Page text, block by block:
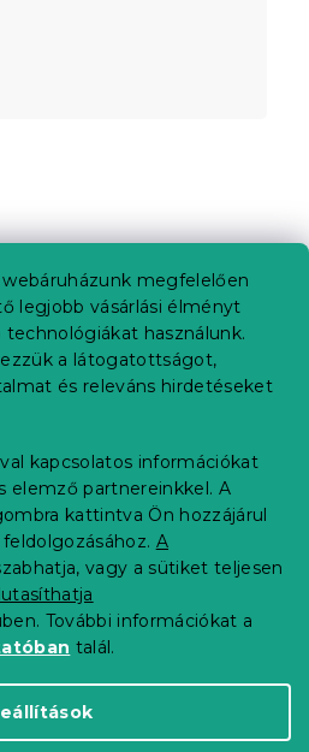
megfelelően
legjobb vásárlási élményt
technológiákat használunk.
a látogatottságot,
és releváns hirdetéseket
kapcsolatos információkat
elemző partnereinkkel. A
kattintva Ön hozzájárul
A
vagy a sütiket teljesen
További információkat a
talál.
számára
feltételek